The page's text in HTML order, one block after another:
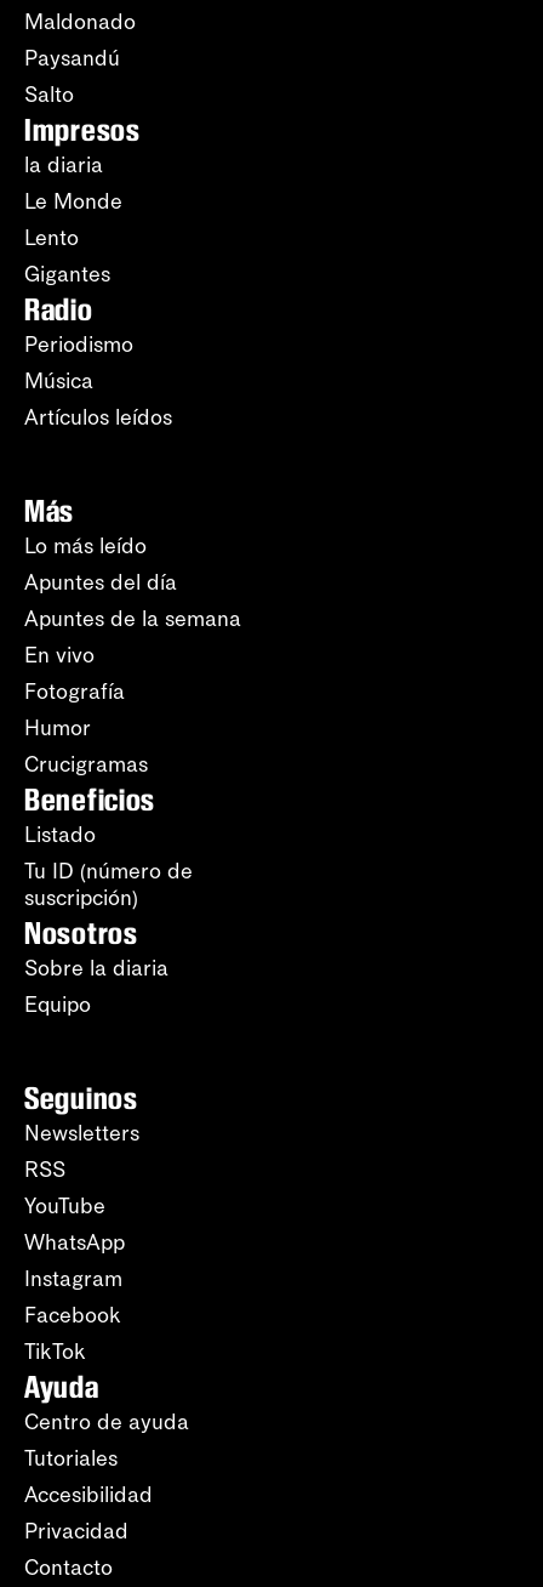
Maldonado
Paysandú
Salto
Impresos
la diaria
Le Monde
Lento
Gigantes
Radio
Periodismo
Música
Artículos leídos
Más
Lo más leído
Apuntes del día
Apuntes de la semana
En vivo
Fotografía
Humor
Crucigramas
Beneficios
Listado
Tu ID (número de
suscripción)
Nosotros
Sobre la diaria
Equipo
Seguinos
Newsletters
RSS
YouTube
WhatsApp
Instagram
Facebook
TikTok
Ayuda
Centro de ayuda
Tutoriales
Accesibilidad
Privacidad
Contacto